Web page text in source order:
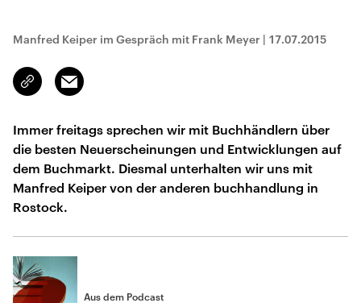
Manfred Keiper im Gespräch mit Frank Meyer | 17.07.2015
Link
kopieren/teilen
Email
Immer freitags sprechen wir mit Buchhändlern über
die besten Neuerscheinungen und Entwicklungen auf
dem Buchmarkt. Diesmal unterhalten wir uns mit
Manfred Keiper von der anderen buchhandlung in
Rostock.
Aus dem Podcast